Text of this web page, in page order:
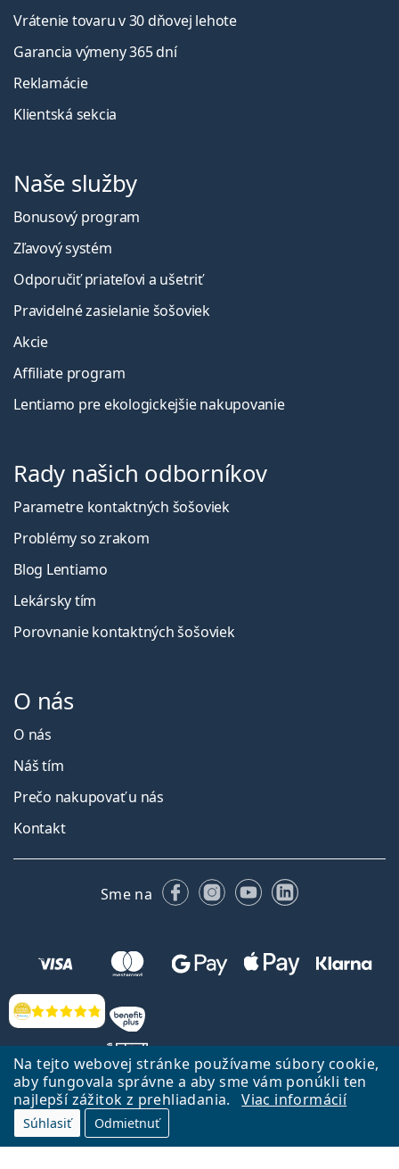
Na tejto webovej stránke používame súbory cookie,
aby fungovala správne a aby sme vám ponúkli ten
najlepší zážitok z prehliadania.
Viac informácií
Súhlasiť Odmietnuť
Hodnotenia
Vrátenie tovaru v 30 dňovej lehote
Garancia výmeny 365 dní
Reklamácie
Klientská sekcia
Naše služby
Bonusový program
Zľavový systém
Odporučiť priateľovi a ušetriť
Pravidelné zasielanie šošoviek
Akcie
Affiliate program
Lentiamo pre ekologickejšie nakupovanie
Rady našich odborníkov
Parametre kontaktných šošoviek
Problémy so zrakom
Blog Lentiamo
Lekársky tím
Porovnanie kontaktných šošoviek
O nás
O nás
Náš tím
Prečo nakupovať u nás
Kontakt
Sme na FacebookuInstagrame
YouTubeLinkedIn
Späť na Úvodnu stránku
Lentiamo.sk vlastní a prevádzkuje spoločnosť Lentiamo s.r.o., Česká